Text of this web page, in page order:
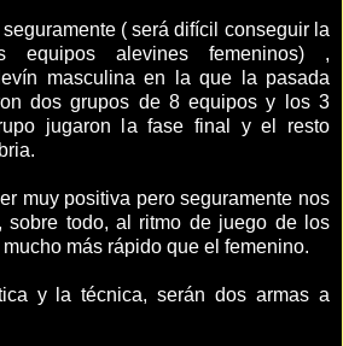
( será difícil conseguir la
equipos alevines femeninos) ,
masculina en la que la pasada
dos grupos de 8 equipos y los 3
jugaron la fase final y el resto
muy positiva pero seguramente nos
sobre todo, al ritmo de juego de los
más rápido que el femenino.
y la técnica, serán dos armas a